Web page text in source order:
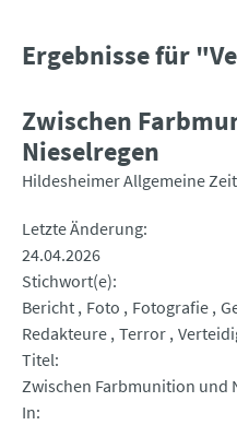
Ergebnisse für
Zwischen
Nieselregen
Hildesheimer Allgemeine
Letzte Änderung
24.04.2026
Stichwort(e)
Bericht Foto Fotografie
Redakteure Terror
Titel
Zwischen Farbmunition und
In